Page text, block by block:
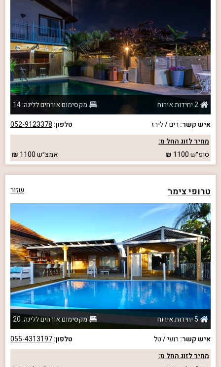
2 יחידות אירוח
מקסימום אורחים ללינה: 14
איש קשר: רים / לירז טלפון: 052-9123378
מחיר לזוג החל מ:
סופ״ש1100 אמצ״ש1100
טרופי צימר שזור
5 יחידות אירוח
מקסימום אורחים ללינה: 20
איש קשר: רועי / טל טלפון:055-4313197
מחיר לזוג החל מ: